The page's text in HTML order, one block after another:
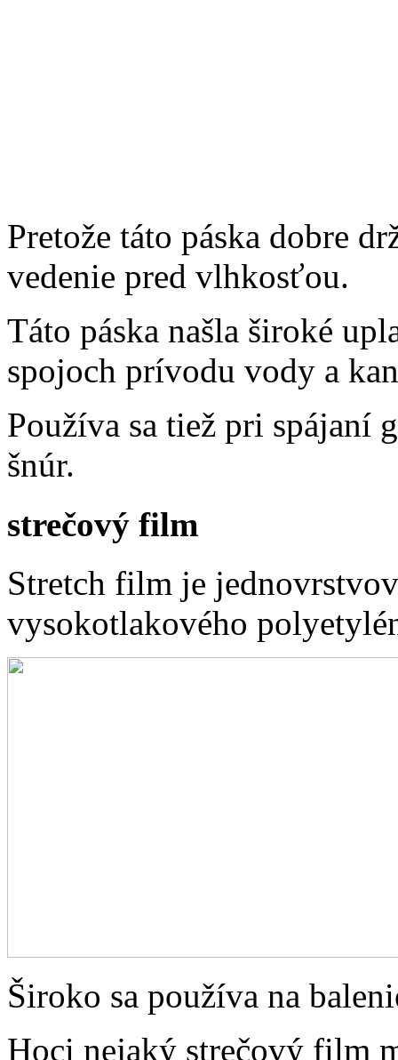
Pretože táto páska dobre
vedenie pred vlhkosťou.
Táto páska našla široké
spojoch prívodu vody a
Používa sa tiež pri spájaní
šnúr.
strečový film
Stretch film je
vysokotlakového
Široko sa používa na
Hoci nejaký strečový film